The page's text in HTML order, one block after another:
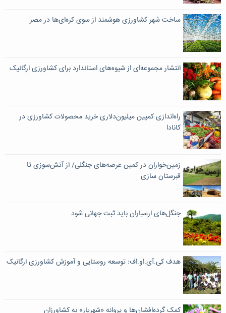
ساخت شهر کشاورزی هوشمند از سوی کره‌ای‌ها در مصر
انتشار مجموعه‌ای از شیوه‌های استاندارد برای کشاورزی ارگانیک
راه‌اندازی کمپین میلیون‌دلاری خرید محصولات کشاورزی در
کانادا
زمین‌خواران در کمین عرصه‌های جنگلی/ از آتش‌سوزی تا
قبرستان سازی
جنگل‌های ارسباران باید ثبت جهانی شود
هدف کی.آی.او.اف: توسعه روستایی و آموزش کشاورزی ارگانیک
کمک گرده‌افشان‌ها و پروانه‌ «شهریار» به کشاورزان